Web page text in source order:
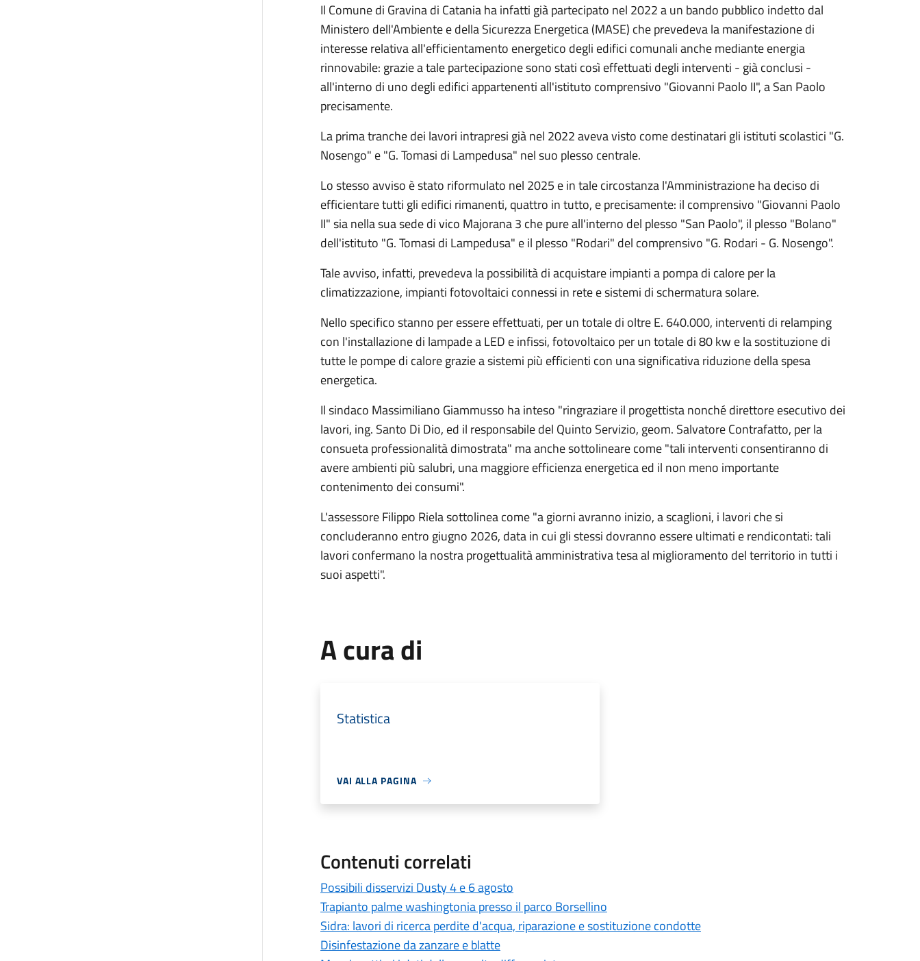
Il Comune di Gravina di Catania ha infatti già partecipato nel 2022 a un bando pubblico indetto dal
Ministero dell'Ambiente e della Sicurezza Energetica (MASE) che prevedeva la manifestazione di
interesse relativa all'efficientamento energetico degli edifici comunali anche mediante energia
rinnovabile: grazie a tale partecipazione sono stati così effettuati degli interventi - già conclusi -
all'interno di uno degli edifici appartenenti all'istituto comprensivo "Giovanni Paolo II", a San Paolo
precisamente.
La prima tranche dei lavori intrapresi già nel 2022 aveva visto come destinatari gli istituti scolastici "G.
Nosengo" e "G. Tomasi di Lampedusa" nel suo plesso centrale.
Lo stesso avviso è stato riformulato nel 2025 e in tale circostanza l'Amministrazione ha deciso di
efficientare tutti gli edifici rimanenti, quattro in tutto, e precisamente: il comprensivo "Giovanni Paolo
II" sia nella sua sede di vico Majorana 3 che pure all'interno del plesso "San Paolo", il plesso "Bolano"
dell'istituto "G. Tomasi di Lampedusa" e il plesso "Rodari" del comprensivo "G. Rodari - G. Nosengo".
Tale avviso, infatti, prevedeva la possibilità di acquistare impianti a pompa di calore per la
climatizzazione, impianti fotovoltaici connessi in rete e sistemi di schermatura solare.
Nello specifico stanno per essere effettuati, per un totale di oltre E. 640.000, interventi di relamping
con l'installazione di lampade a LED e infissi, fotovoltaico per un totale di 80 kw e la sostituzione di
tutte le pompe di calore grazie a sistemi più efficienti con una significativa riduzione della spesa
energetica.
Il sindaco Massimiliano Giammusso ha inteso "ringraziare il progettista nonché direttore esecutivo dei
lavori, ing. Santo Di Dio, ed il responsabile del Quinto Servizio, geom. Salvatore Contrafatto, per la
consueta professionalità dimostrata" ma anche sottolineare come "tali interventi consentiranno di
avere ambienti più salubri, una maggiore efficienza energetica ed il non meno importante
contenimento dei consumi".
L'assessore Filippo Riela sottolinea come "a giorni avranno inizio, a scaglioni, i lavori che si
concluderanno entro giugno 2026, data in cui gli stessi dovranno essere ultimati e rendicontati: tali
lavori confermano la nostra progettualità amministrativa tesa al miglioramento del territorio in tutti i
suoi aspetti".
A cura di
Statistica
VAI ALLA PAGINA
Contenuti correlati
Possibili disservizi Dusty 4 e 6 agosto
Trapianto palme washingtonia presso il parco Borsellino
Sidra: lavori di ricerca perdite d'acqua, riparazione e sostituzione condotte
Disinfestazione da zanzare e blatte